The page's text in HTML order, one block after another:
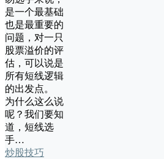
是一个最基础
也是最重要的
问题，对一只
股票溢价的评
估，可以说是
所有短线逻辑
的出发点。
为什么这么说
呢？我们要知
道，短线选
手…
炒股技巧